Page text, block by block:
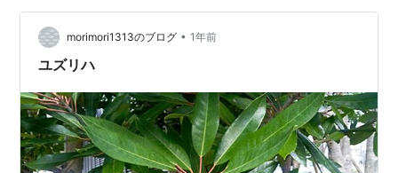
morimori1313のブログ • 1年前
ユズリハ